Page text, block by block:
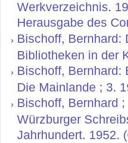
Werkverzeichnis.
Herausgabe des
Bischoff, Bernhard:
Bibliotheken in der
Bischoff, Bernhard:
Die Mainlande ; 3.
Bischoff, Bernhard
Würzburger
Jahrhundert. 1952.